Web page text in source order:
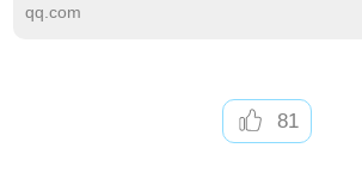
qq.com
81